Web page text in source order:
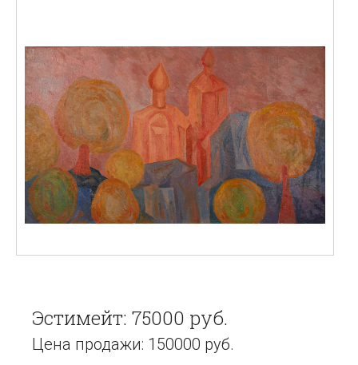
Эстимейт: 75000 руб.
Цена продажи: 150000 руб.